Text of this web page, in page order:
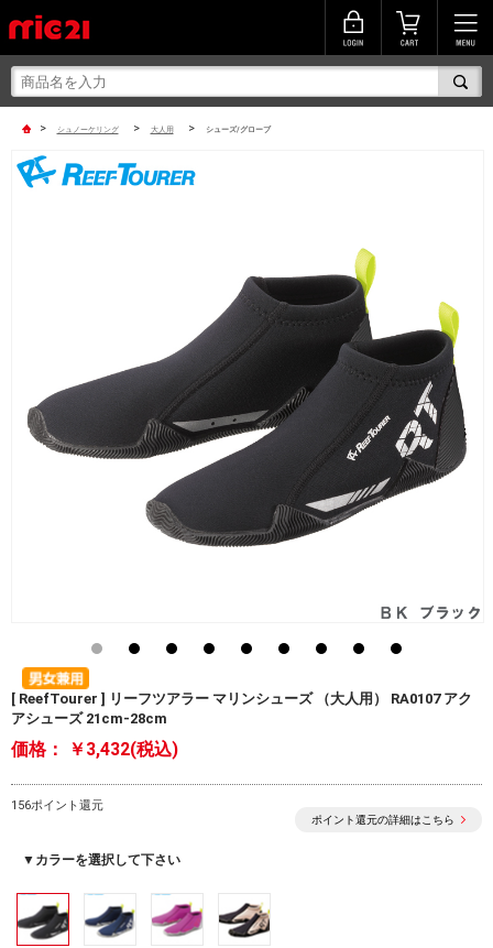
> シュノーケリング > 大人用 > シューズ/グローブ
[ ReefTourer ] リーフツアラー マリンシューズ （大人用） RA0107 アク
アシューズ 21cm-28cm
価格： ￥3,432(税込)
156ポイント還元
ポイント還元の詳細はこちら
▼カラーを選択して下さい